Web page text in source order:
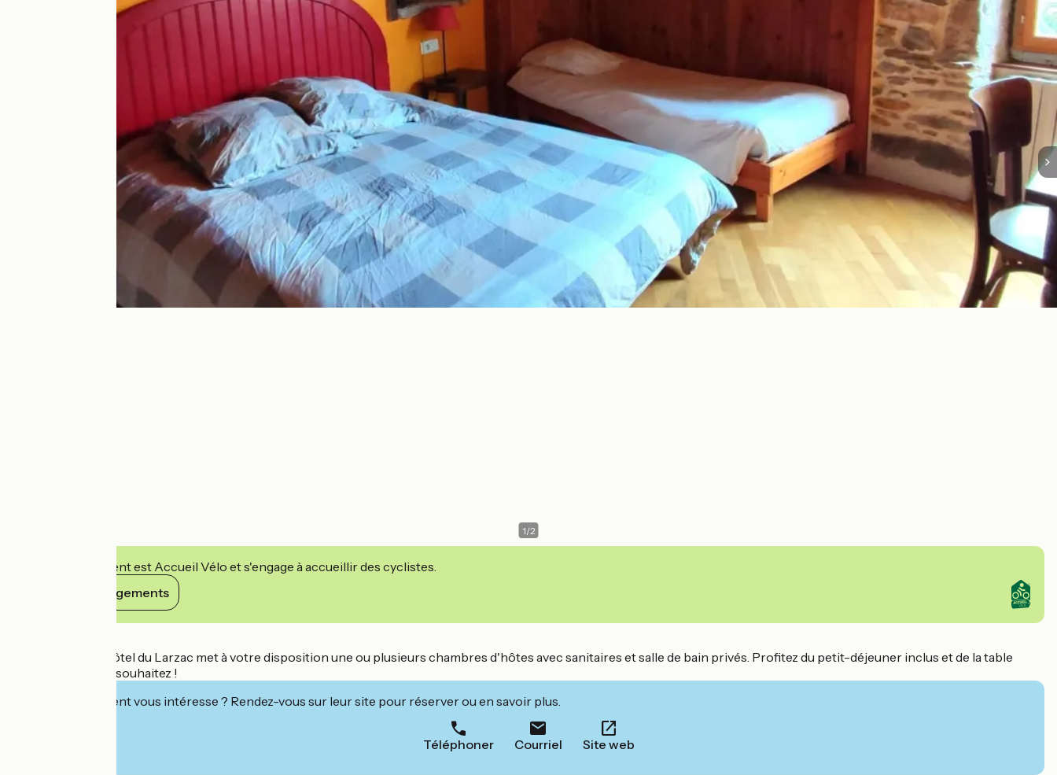
1/2
Cet établissement est Accueil Vélo et s'engage à accueillir des cyclistes.
Voir ses engagements
Le gite L’ancien Hôtel du Larzac met à votre disposition une ou plusieurs chambres d'hôtes avec sanitaires et salle de bain privés. Profitez du petit-déjeuner inclus et de la table
d'hôtes, si vous le souhaitez !
Cet établissement vous intéresse ? Rendez-vous sur leur site pour réserver ou en savoir plus.
Téléphoner Courriel Site web